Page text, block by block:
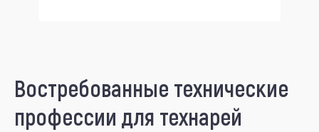
Востребованные технические
профессии для технарей